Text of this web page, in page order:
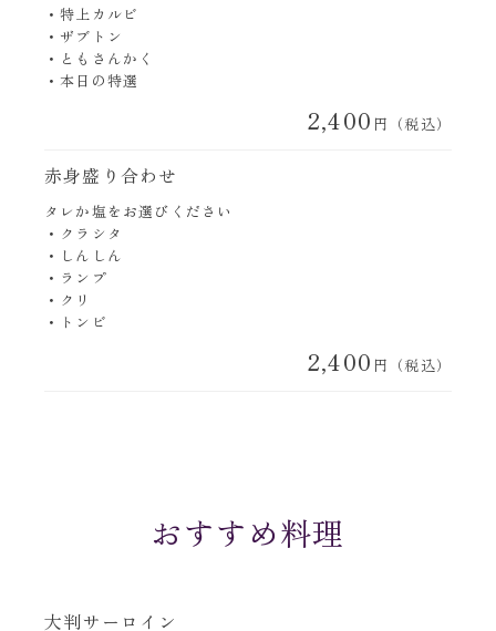
・特上カルビ
・ザブトン
・ともさんかく
・本日の特選
2,400 円（税込）
赤身盛り合わせ
タレか塩をお選びください
・クラシタ
・しんしん
・ランプ
・クリ
・トンビ
2,400 円（税込）
おすすめ料理
大判サーロイン